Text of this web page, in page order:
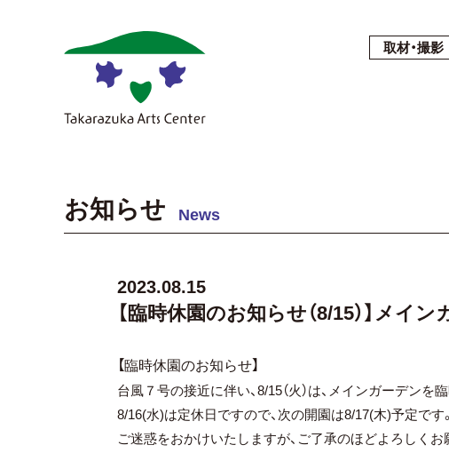
取材・撮影
お知らせ News
2023.08.15
【臨時休園のお知らせ（8/15）】メイン
【臨時休園のお知らせ】
台風７号の接近に伴い、8/15（火）は、メインガーデンを
8/16(水)は定休日ですので、次の開園は8/17(木)予定です。
ご迷惑をおかけいたしますが、ご了承のほどよろしくお